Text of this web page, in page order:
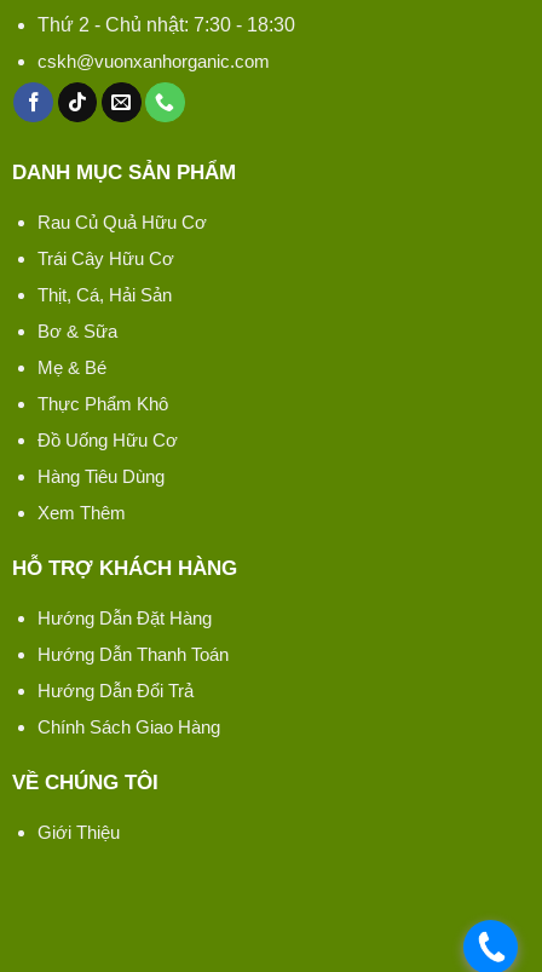
Thứ 2 - Chủ nhật: 7:30 - 18:30
cskh@vuonxanhorganic.com
DANH MỤC SẢN PHẨM
Rau Củ Quả Hữu Cơ
Trái Cây Hữu Cơ
Thịt, Cá, Hải Sản
Bơ & Sữa
Mẹ & Bé
Thực Phẩm Khô
Đồ Uống Hữu Cơ
Hàng Tiêu Dùng
Xem Thêm
HỖ TRỢ KHÁCH HÀNG
Hướng Dẫn Đặt Hàng
Hướng Dẫn Thanh Toán
Hướng Dẫn Đổi Trả
Chính Sách Giao Hàng
VỀ CHÚNG TÔI
Giới Thiệu
.